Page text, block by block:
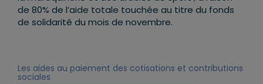
de 80% de l’aide totale touchée au titre du fonds
de solidarité du mois de novembre.
Les aides au paiement des cotisations et contributions
sociales